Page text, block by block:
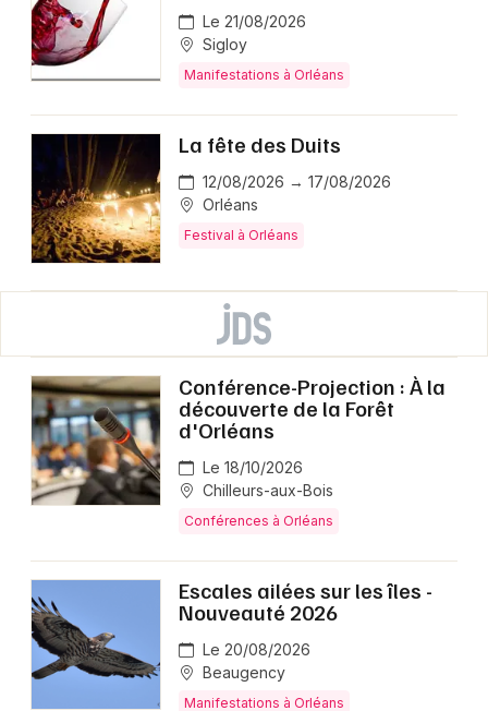
Le 21/08/2026
Sigloy
Manifestations à Orléans
La fête des Duits
12/08/2026 → 17/08/2026
Orléans
Festival à Orléans
Conférence-Projection : À la
découverte de la Forêt
d'Orléans
Le 18/10/2026
Chilleurs-aux-Bois
Conférences à Orléans
Escales ailées sur les îles -
Nouveauté 2026
Le 20/08/2026
Beaugency
Manifestations à Orléans